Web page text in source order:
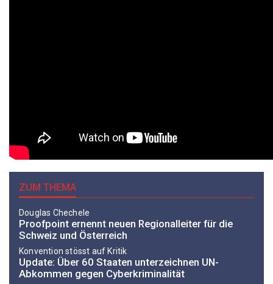
ZUM THEMA
Douglas Chechele
Proofpoint ernennt neuen Regionalleiter für die
Schweiz und Österreich
Konvention stösst auf Kritik
Update: Über 60 Staaten unterzeichnen UN-
Abkommen gegen Cyberkriminalität